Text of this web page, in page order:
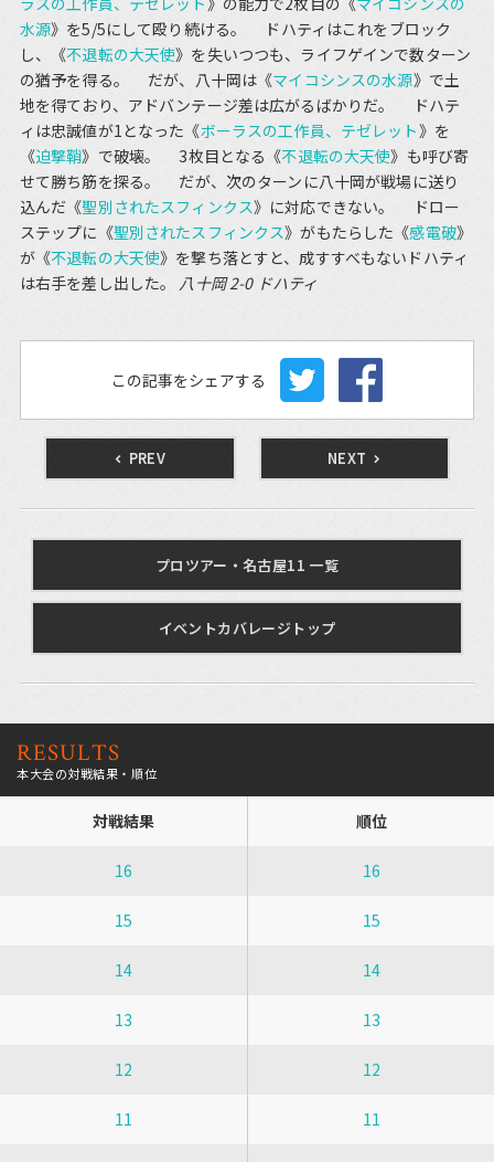
水源》を5/5にして殴り続ける。 ドハティはこれをブロック
し、《不退転の大天使》を失いつつも、ライフゲインで数ターン
の猶予を得る。 だが、八十岡は《マイコシンスの水源》で土
地を得ており、アドバンテージ差は広がるばかりだ。 ドハテ
ィは忠誠値が1となった《ボーラスの工作員、テゼレット》を
《迫撃鞘》で破壊。 3枚目となる《不退転の大天使》も呼び寄
せて勝ち筋を探る。 だが、次のターンに八十岡が戦場に送り
込んだ《聖別されたスフィンクス》に対応できない。 ドロー
ステップに《聖別されたスフィンクス》がもたらした《感電破》
が《不退転の大天使》を撃ち落とすと、成すすべもないドハティ
は右手を差し出した。 八十岡 2-0 ドハティ
この記事をシェアする
PREV NEXT
プロツアー・名古屋11 一覧
イベントカバレージトップ
RESULTS
本大会の対戦結果・順位
対戦結果 順位
16 16
15 15
14 14
13 13
12 12
11 11